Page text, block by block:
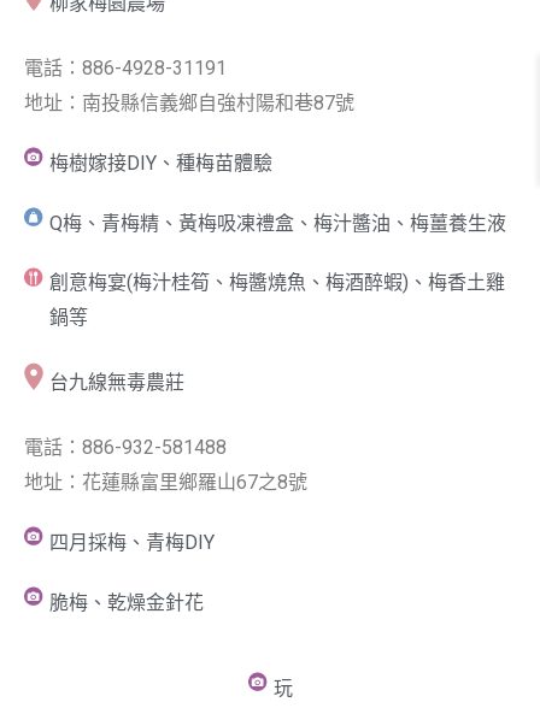
電話：886-4928-31191
地址：南投縣信義鄉自強村陽和巷87號
梅樹嫁接DIY、種梅苗體驗
Q梅、青梅精、黃梅吸凍禮盒、梅汁醬油、梅薑養生液
創意梅宴(梅汁桂筍、梅醬燒魚、梅酒醉蝦)、梅香土雞
鍋等
台九線無毒農莊
電話：886-932-581488
地址：花蓮縣富里鄉羅山67之8號
四月採梅、青梅DIY
脆梅、乾燥金針花
玩